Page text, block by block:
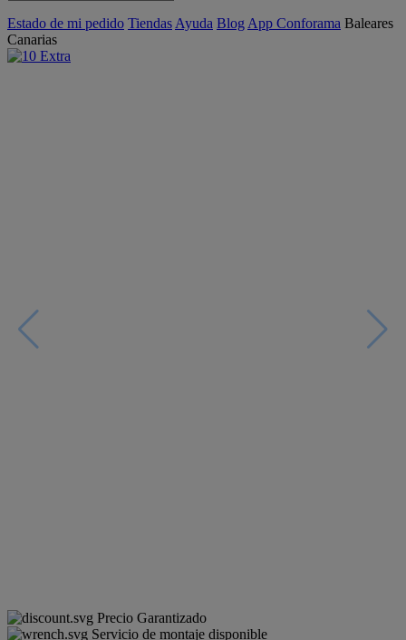
Estado de mi pedido Tiendas Ayuda Blog App Conforama Baleares
Canarias
Precio Garantizado
Servicio de montaje disponible